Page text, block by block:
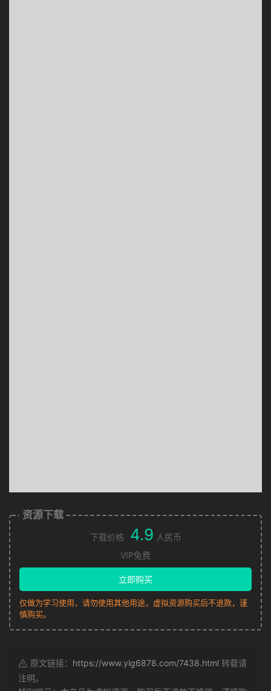
资源下载
下载价格 4.9 人民币
VIP免费
立即购买
仅做为学习使用，请勿使用其他用途，虚拟资源购买后不退款，谨
慎购买。
原文链接： https://www.ylg6878.com/7438.html 转载请
注明。